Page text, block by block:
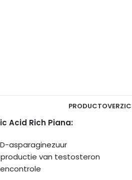
Acid Rich Piana:
asparaginezuur
van testosteron